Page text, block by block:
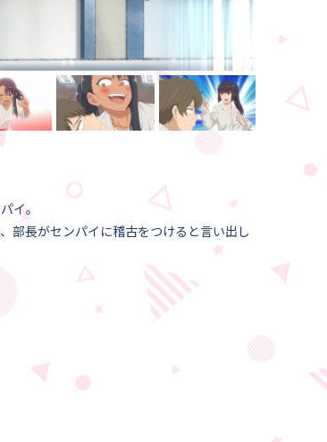
イ。
部長がセンパイに稽古をつけると言い出し